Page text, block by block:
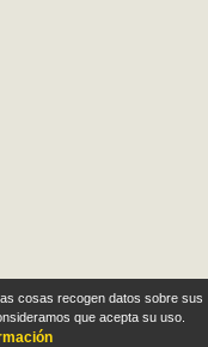
cosas recogen datos sobre sus
que acepta su uso.